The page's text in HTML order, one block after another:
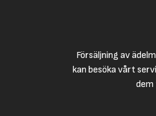
Försäljning av
kan besöka vårt
dem